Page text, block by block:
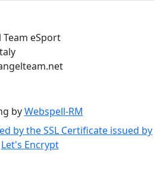
Team eSport
byWebspell-RM